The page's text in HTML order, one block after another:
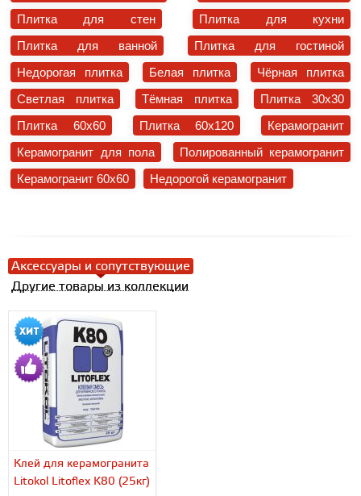
Плитка для стен
Плитка для кухни
Плитка для ванной
Плитка для гостиной
Недорогая плитка
Белая плитка
Чёрная плитка
Светлая плитка
Тёмная плитка
Плитка 30x30
Плитка 60x60
Плитка 60x120
Керамогранит
Керамогранит для пола
Полированный керамогранит
Керамогранит 60x60
Недорогой керамогранит
Аксессуары и сопутствующие
Другие товары из коллекции
Клей для керамогранита
Litokol Litoflex K80 (25кг)